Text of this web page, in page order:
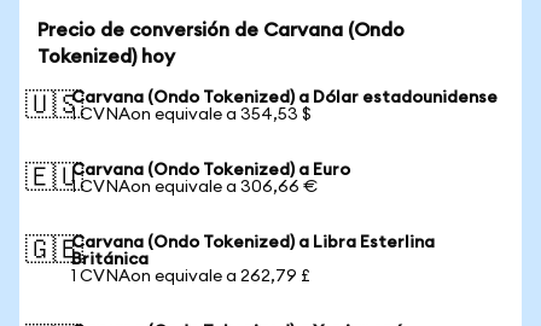
Precio de conversión de Carvana (Ondo
Tokenized) hoy
🇺🇸Carvana (Ondo Tokenized) a Dólar estadounidense
1 CVNAon equivale a 354,53 $
🇪🇺Carvana (Ondo Tokenized) a Euro
1 CVNAon equivale a 306,66 €
🇬🇧Carvana (Ondo Tokenized) a Libra Esterlina
Británica
1 CVNAon equivale a 262,79 £